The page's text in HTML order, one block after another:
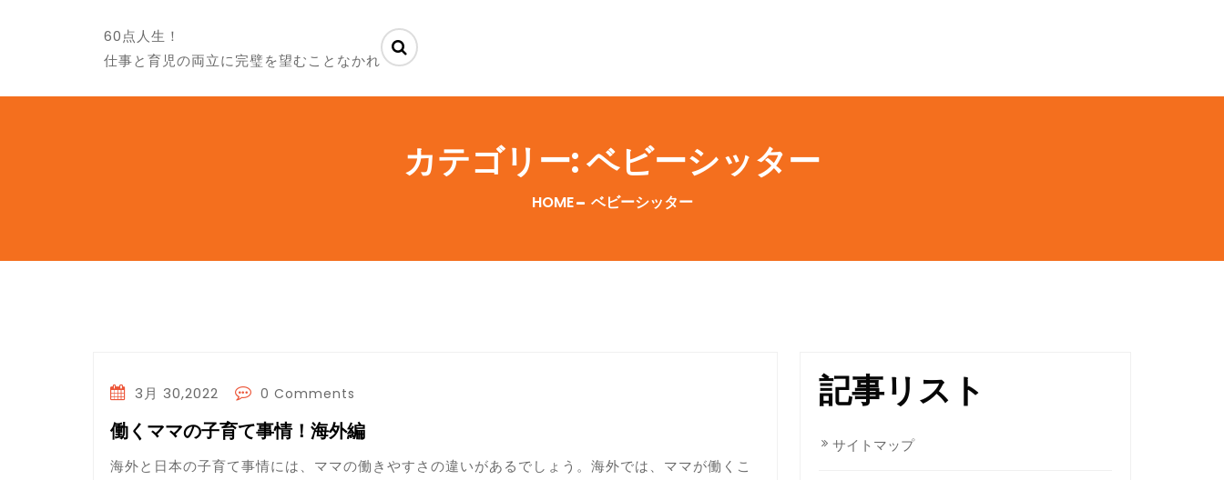
60点人生！
仕事と育児の両立に完璧を望むことなかれ
カテゴリー:ベビーシッター
HOME ベビーシッター
3月 30,2022 0 Comments
働くママの子育て事情！海外編
海外と日本の子育て事情には、ママの働きやすさの違いがあるでしょう。海外では、ママが働くこ
記事リスト
サイトマップ